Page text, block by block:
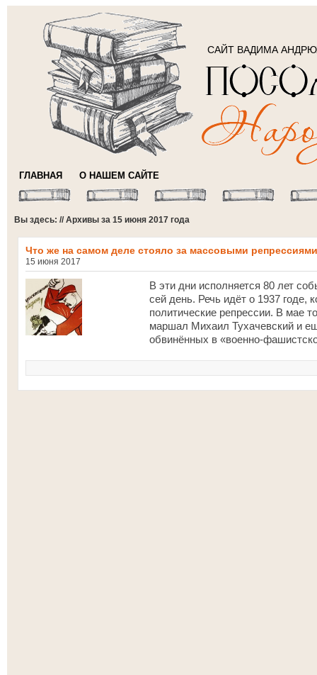
САЙТ ВАДИМА
ГЛАВНАЯ О НАШЕМ САЙТЕ
Вы здесь: // Архивы за 15 июня 2017 года
Что же на самом деле стояло за массовыми
15 июня 2017
В эти дни исполняется 80 лет
сей день. Речь идёт о 1937 годе,
политические репрессии. В мае
маршал Михаил Тухачевский и
обвинённых в «военно-